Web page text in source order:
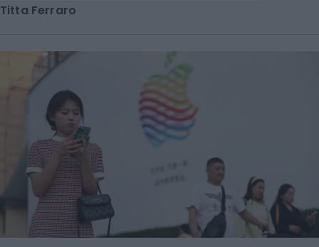
Titta Ferraro